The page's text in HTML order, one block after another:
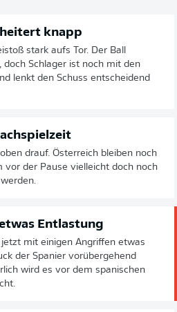
knapp
stark aufs Tor. Der Ball
doch Schlager ist noch mit den
lenkt den Schuss entscheidend
drauf. Österreich bleiben noch
vor der Pause vielleicht doch noch
Entlastung
mit einigen Angriffen etwas
der Spanier vorübergehend
wird es vor dem spanischen